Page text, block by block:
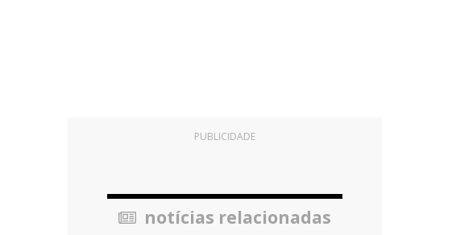
PUBLICIDADE
notícias relacionadas